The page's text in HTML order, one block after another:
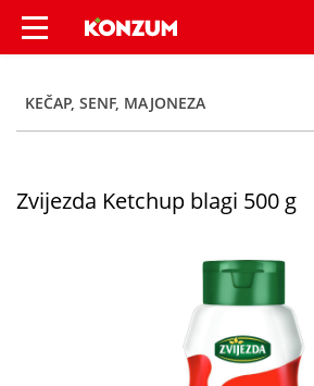
Zvijezda Ketchup blagi
KEČAP, SENF, MAJONEZA
Zvijezda Ketchup blagi 500 g